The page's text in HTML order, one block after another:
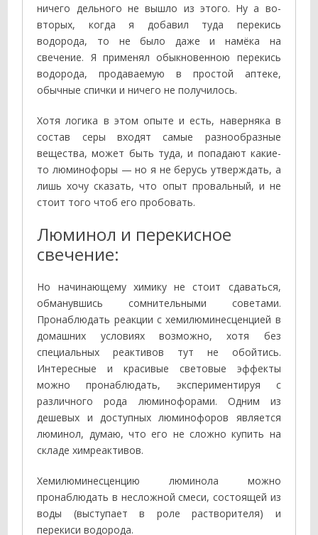
ничего дельного не вышло из этого. Ну а во-
вторых, когда я добавил туда перекись
водорода, то не было даже и намёка на
свечение. Я применял обыкновенною перекись
водорода, продаваемую в простой аптеке,
обычные спички и ничего не получилось.
Хотя логика в этом опыте и есть, наверняка в
состав серы входят самые разнообразные
вещества, может быть туда, и попадают какие-
то люминофоры — но я не берусь утверждать, а
лишь хочу сказать, что опыт провальный, и не
стоит того чтоб его пробовать.
Люминол и перекисное
свечение:
Но начинающему химику не стоит сдаваться,
обманувшись сомнительными советами.
Пронаблюдать реакции с хемилюминесценцией в
домашних условиях возможно, хотя без
специальных реактивов тут не обойтись.
Интересные и красивые световые эффекты
можно пронаблюдать, экспериментируя с
различного рода люминофорами. Одним из
дешевых и доступных люминофоров является
люминол, думаю, что его не сложно купить на
складе химреактивов.
Хемилюминесценцию люминола можно
пронаблюдать в несложной смеси, состоящей из
воды (выступает в роле растворителя) и
перекиси водорода.